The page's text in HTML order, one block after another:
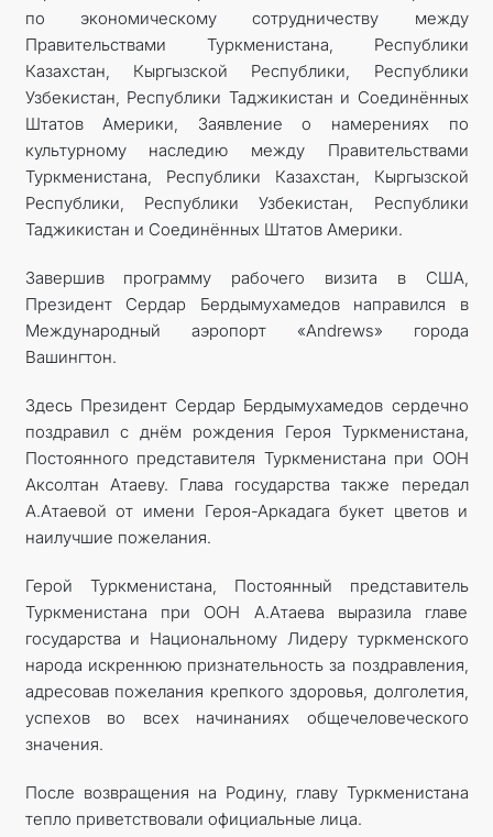
по экономическому сотрудничеству между
Правительствами Туркменистана, Республики
Казахстан, Кыргызской Республики, Республики
Узбекистан, Республики Таджикистан и Соединённых
Штатов Америки, Заявление о намерениях по
культурному наследию между Правительствами
Туркменистана, Республики Казахстан, Кыргызской
Республики, Республики Узбекистан, Республики
Таджикистан и Соединённых Штатов Америки.
Завершив программу рабочего визита в США,
Президент Сердар Бердымухамедов направился в
Международный аэропорт «Andrews» города
Вашингтон.
Здесь Президент Сердар Бердымухамедов сердечно
поздравил с днём рождения Героя Туркменистана,
Постоянного представителя Туркменистана при ООН
Аксолтан Атаеву. Глава государства также передал
А.Атаевой от имени Героя-Аркадага букет цветов и
наилучшие пожелания.
Герой Туркменистана, Постоянный представитель
Туркменистана при ООН А.Атаева выразила главе
государства и Национальному Лидеру туркменского
народа искреннюю признательность за поздравления,
адресовав пожелания крепкого здоровья, долголетия,
успехов во всех начинаниях общечеловеческого
значения.
После возвращения на Родину, главу Туркменистана
тепло приветствовали официальные лица.